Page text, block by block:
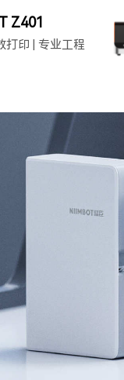
Z401
打印 | 专业工程